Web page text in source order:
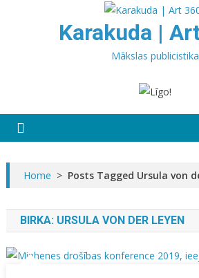
Karakuda |
Mākslas publicistika
Home > Posts Tagged Ursula von
BIRKA: URSULA VON DER LEYEN